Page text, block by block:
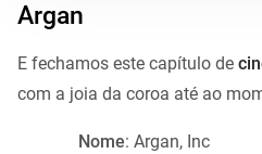
Argan
E fechamos este capítulo de
com a joia da coroa até ao
Nome: Argan, Inc